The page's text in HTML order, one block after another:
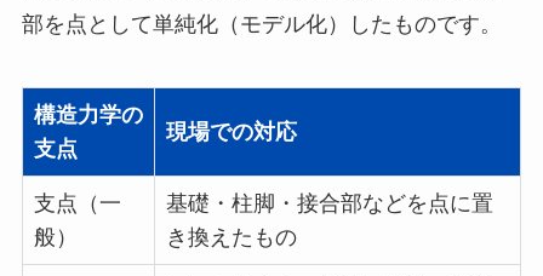
部を点として単純化（モデル化）したものです。
構造力学の
支点
現場での対応
支点（一
般）
基礎・柱脚・接合部などを点に置
き換えたもの